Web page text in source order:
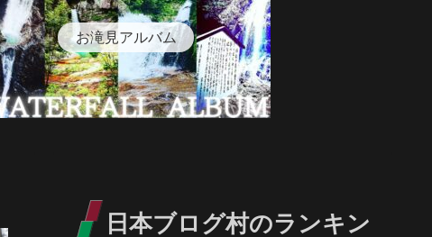
お滝見アルバム
日本ブログ村のランキン